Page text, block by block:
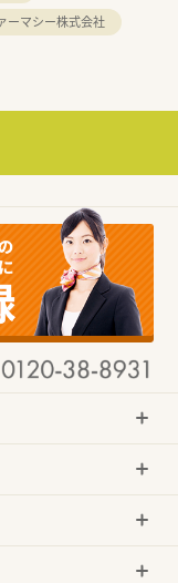
ーマシー株式会社